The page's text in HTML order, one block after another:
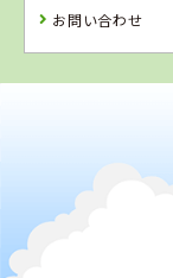
予 約
お問い合わせ